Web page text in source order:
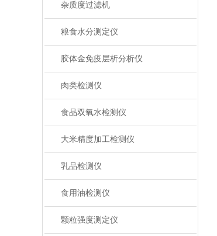
杂质度过滤机
粮食水分测定仪
胶体金免疫层析分析仪
肉类检测仪
食品双氧水检测仪
大米精度加工检测仪
乳品检测仪
食用油检测仪
颗粒强度测定仪